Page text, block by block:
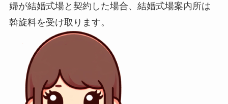
婦が結婚式場と契約した場合、結婚式場案内所は
斡旋料を受け取ります。